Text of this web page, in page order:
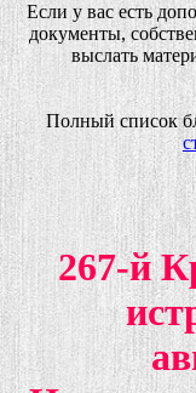
Если у вас есть
документы,
выслать
Полный список
267-й